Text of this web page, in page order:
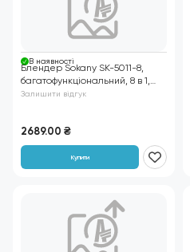
В нaявності
Блендер Sokany SK-5011-8,
багатофункціональний, 8 в 1,
700 Вт, чорний
Залишити відгук
2689.00 ₴
Купити